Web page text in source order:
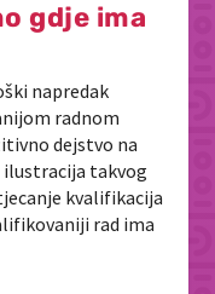
gdje ima
napredak
radnom
dejstvo na
ilustracija takvog
kvalifikacija
rad ima